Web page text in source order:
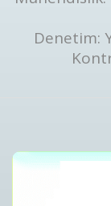
Denetim: